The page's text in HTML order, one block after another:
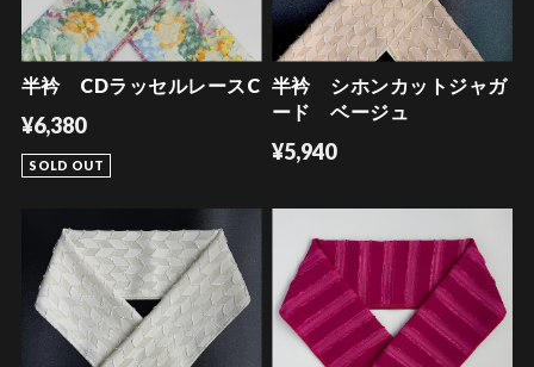
半衿 CDラッセルレースC
¥6,380
SOLD OUT
半衿 シホンカットジャガ
ード ベージュ
¥5,940